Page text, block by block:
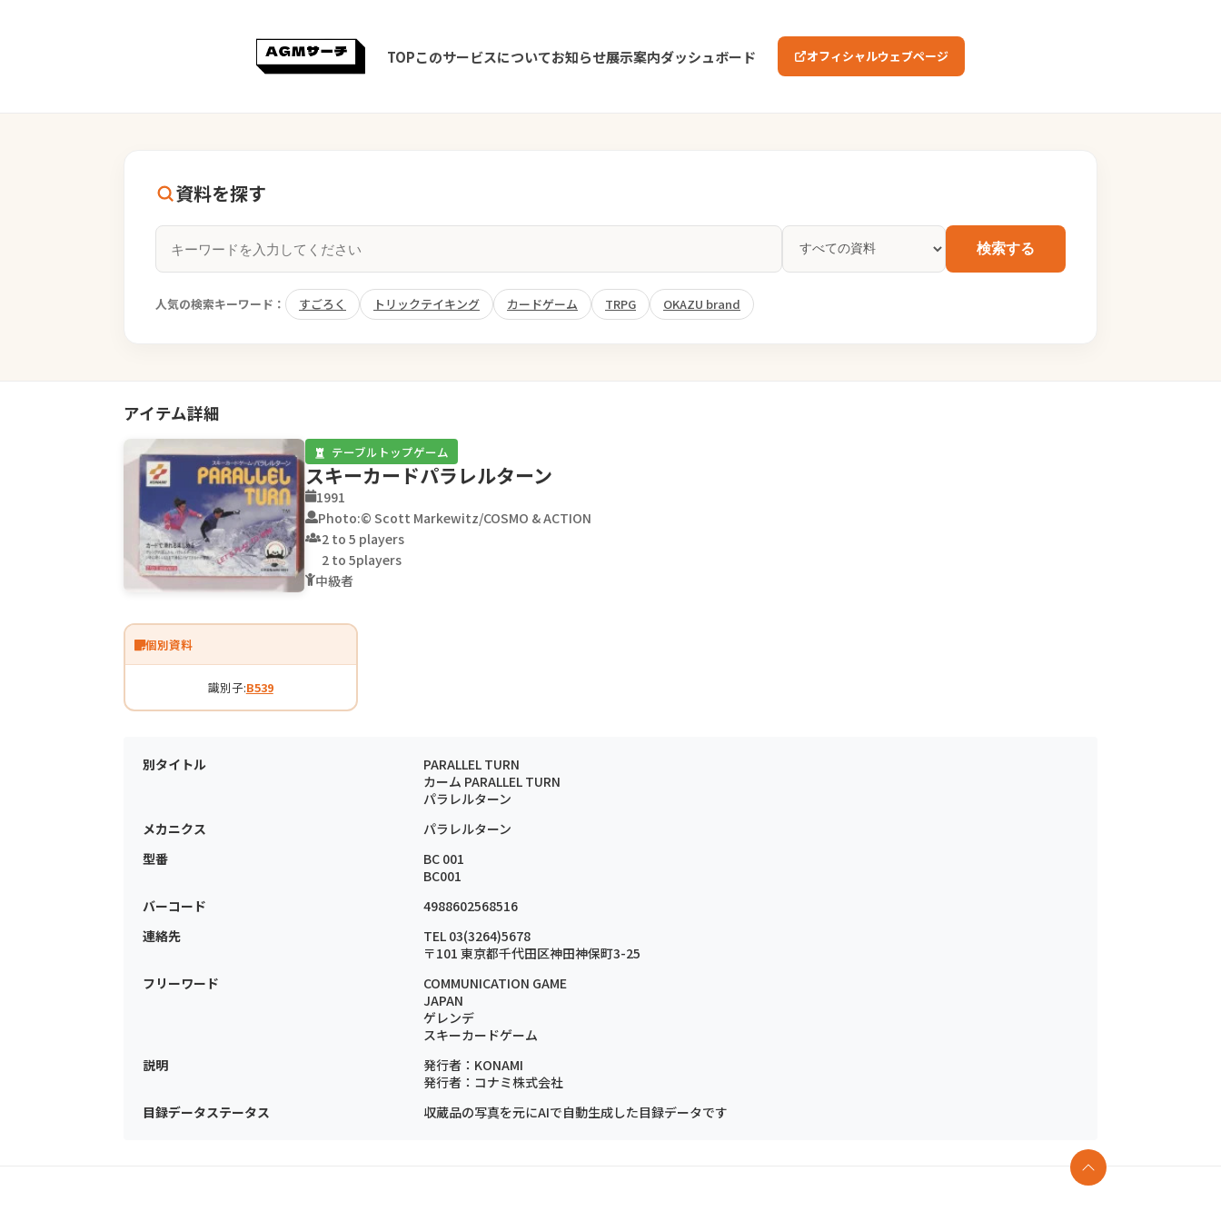
TOPこのサービスについてお知らせ展示案内ダッシュボード オフィシャルウェブページ
資料を探す
検索する
人気の検索キーワード： すごろく トリックテイキング カードゲーム TRPG OKAZU brand
アイテム詳細
テーブルトップゲーム
スキーカードパラレルターン
1991
Photo:© Scott Markewitz/COSMO & ACTION
2 to 5 players
2 to 5players
中級者
個別資料
識別子:B539
別タイトル
PARALLEL TURN
カーム PARALLEL TURN
パラレルターン
メカニクス
パラレルターン
型番
BC 001
BC001
バーコード
4988602568516
連絡先
TEL 03(3264)5678
〒101 東京都千代田区神田神保町3-25
フリーワード
COMMUNICATION GAME
JAPAN
ゲレンデ
スキーカードゲーム
説明
発行者：KONAMI
発行者：コナミ株式会社
目録データステータス
収蔵品の写真を元にAIで自動生成した目録データです